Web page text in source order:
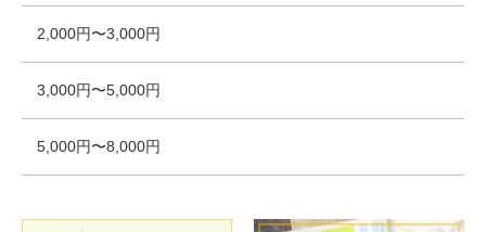
2,000円〜3,000円
3,000円〜5,000円
5,000円〜8,000円